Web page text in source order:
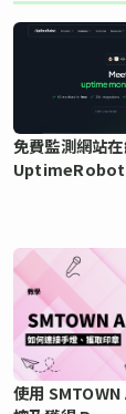
免費監測網站
UptimeRobot
使用